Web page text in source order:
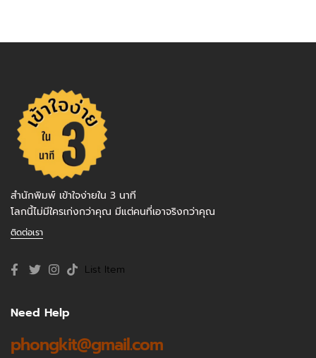
สำนักพิมพ์ เข้าใจง่ายใน 3 นาที
โลกนี้ไม่มีใครเก่งกว่าคุณ มีแต่คนที่เอาจริงกว่าคุณ
ติดต่อเรา
List Item
Need Help
phongkit@gmail.com